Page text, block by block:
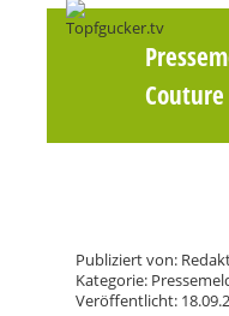
Publiziert von:
Kategorie:
Veröffentlicht: